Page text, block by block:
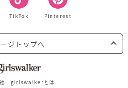
TikTok Pinterest
ジトップへ
girlswalkerとは